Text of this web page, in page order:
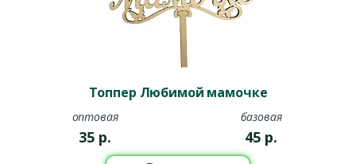
Топпер Любимой мамочке
оптовая
35 р.
базовая
45 р.